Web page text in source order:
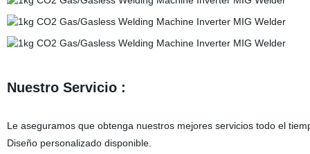
Nuestro Servicio :
Le aseguramos que obtenga nuestros mejores servicios todo el
Diseño personalizado disponible.